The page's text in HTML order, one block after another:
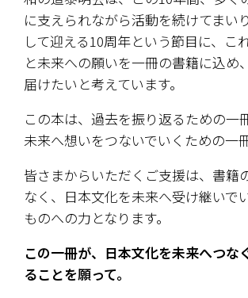
に支えられながら活動を続けてまい
して迎える10周年という節目に、こ
と未来への願いを一冊の書籍に込め
届けたいと考えています。
この本は、過去を振り返るための一
未来へ想いをつないでいくための一冊
皆さまからいただくご支援は、書籍
なく、日本文化を未来へ受け継いで
ものへの力となります。
この一冊が、日本文化を未来へつな
ることを願って。